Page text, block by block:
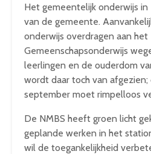
Het gemeentelijk onderwijs
van de gemeente.
onderwijs overdragen aan het
Gemeenschapsonderwijs
leerlingen en de ouderdom
wordt daar toch van afgezien;
september moet rimpelloos
De NMBS heeft groen licht
geplande werken in het
wil de toegankelijkheid